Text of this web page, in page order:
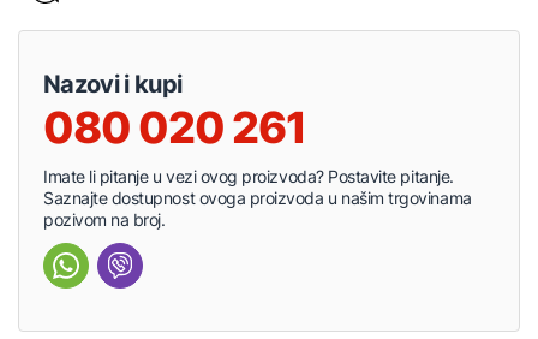
Nazovi i kupi
080 020 261
Imate li pitanje u vezi ovog proizvoda? Postavite pitanje.
Saznajte dostupnost ovoga proizvoda u našim trgovinama
pozivom na broj.